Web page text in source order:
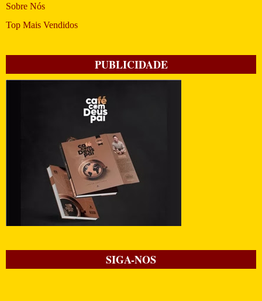
Sobre Nós
Top Mais Vendidos
PUBLICIDADE
SIGA-NOS